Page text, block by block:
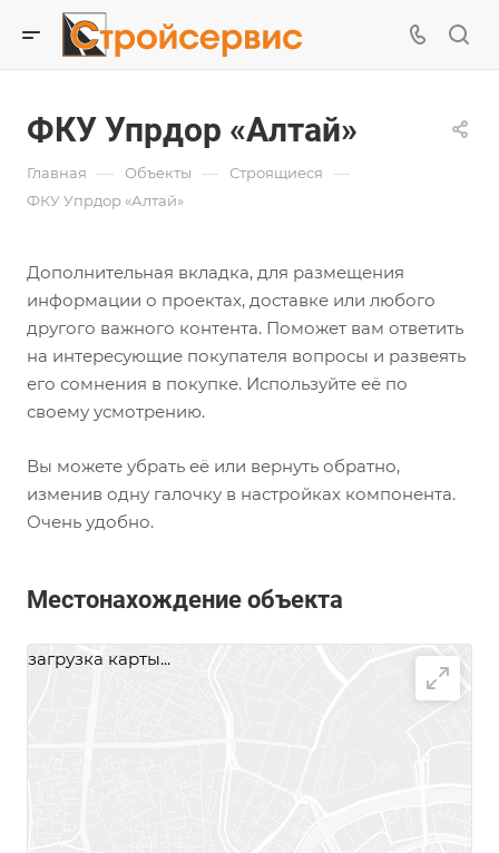
ФКУ Упрдор «Алтай»
Главная — Объекты — Строящиеся —
ФКУ Упрдор «Алтай»
Дополнительная вкладка, для размещения
информации о проектах, доставке или любого
другого важного контента. Поможет вам ответить
на интересующие покупателя вопросы и развеять
его сомнения в покупке. Используйте её по
своему усмотрению.
Вы можете убрать её или вернуть обратно,
изменив одну галочку в настройках компонента.
Очень удобно.
Местонахождение объекта
загрузка карты...